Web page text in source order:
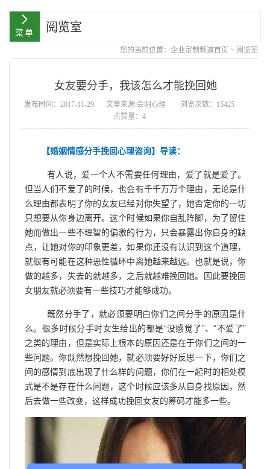
阅览室
您的当前位置： 企业定制频道首页 > 阅览室
女友要分手，我该怎么才能挽回她
发布时间：2017-11-29 文章来源:会明心理
浏览次数：15425
点赞量：4
【婚姻情感分手挽回心理咨询】导读：
有人说，爱一个人不需要任何理由，爱了就是爱了。
但当人们不爱了的时候，也会有千千万万个理由，无论是什
么理由都表明了你的女友已经对你失望了，她否定你的一切
只想要从你身边离开。这个时候如果你自乱阵脚，为了留住
她而做出一些不理智的偏激的行为，只会暴露出你自身的缺
点，让她对你的印象更差，如果你还没有认识到这个道理，
就很有可能在这种恶性循环中离她越来越远。也就是说，你
做的越多，失去的就越多，之后就越难挽回她。因此要挽回
女朋友就必须要有一些技巧才能够成功。
既然分手了，就必须要明白你们之间分手的原因是什
么。很多时候分手时女生给出的都是“没感觉了”、“不爱了”
之类的理由，但是实际上根本的原因还是在于你们之间的一
些问题。你既然想挽回她，就必须要好好反思一下，你们之
间的感情到底出现了什么样的问题，你们在一起时的相处模
式是不是存在什么问题，这个时候应该多从自身找原因，然
后去做一些改变，这样成功挽回女友的筹码才能多一些。